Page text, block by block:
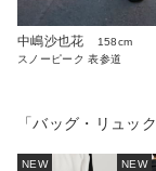
中嶋沙也花
158cm
スノーピーク 表参道
「バッグ・リュッ
NEW NEW